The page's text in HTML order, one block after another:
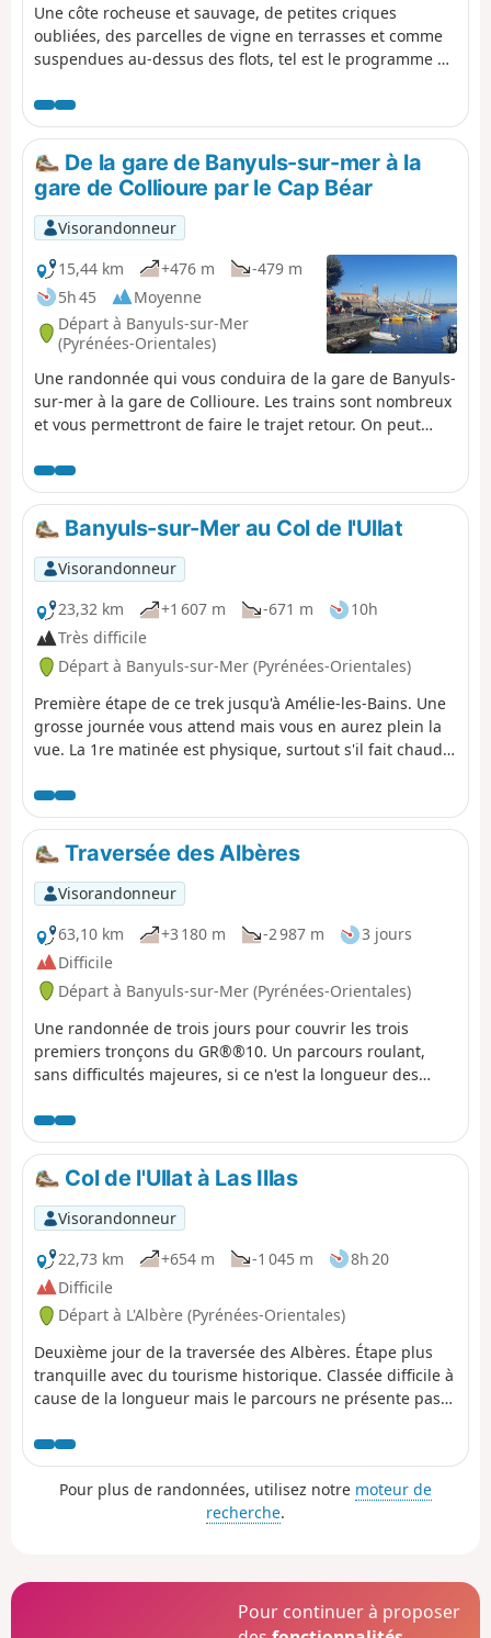
Une côte rocheuse et sauvage, de petites criques
oubliées, des parcelles de vigne en terrasses et comme
suspendues au-dessus des flots, tel est le programme de
figuiers de barbarie. Sur le trajet, le site de Paulilles
chargé d'histoire et joliment réhabilité ainsi que
différentes plages qui invitent à la baignade rajoutent à
l'agrément de cette balade effectuée dans la douce
lumière de la Côte Vermeille. ⚠️Vérifiez l'ouverture ou la
fermeture du sentier du littoral reliant Argelès-sur-Mer à
Cerbère ici avant de commencer cette randonnée.
De la gare de Banyuls-sur-mer à la
gare de Collioure par le Cap Béar
Visorandonneur
15,44 km
+476 m
-479 m
5h 45
Moyenne
Départ à Banyuls-sur-Mer
(Pyrénées-Orientales)
Une randonnée qui vous conduira de la gare de Banyuls-
sur-mer à la gare de Collioure. Les trains sont nombreux
et vous permettront de faire le trajet retour. On peut
tracé suit la côte de Banyuls au cap Béar (Cap de Biarra)
en passant par l'Anse de Paulilles (Badia de Polilles).Puis
on traverse Port-Vendres pour monter en direction du
fort Saint Elme pour redescendre avec une vue
splendide sur Collioure. ⚠️Vérifiez l'ouverture ou la
fermeture du sentier du littoral reliant Argelès-sur-Mer à
Cerbère ici avant de commencer cette randonnée.
Banyuls-sur-Mer au Col de l'Ullat
Visorandonneur
23,32 km
+1 607 m -671 m
10h
Très difficile
Départ à Banyuls-sur-Mer (Pyrénées-Orientales)
Première étape de ce trek jusqu'à Amélie-les-Bains. Une
grosse journée vous attend mais vous en aurez plein la
vue. La 1re matinée est physique, surtout s'il fait chaud
reste de la journée est plus calme, car sur la crête.
Traversée des Albères
Visorandonneur
63,10 km
+3 180 m -2 987 m
3 jours
Difficile
Départ à Banyuls-sur-Mer (Pyrénées-Orientales)
Une randonnée de trois jours pour couvrir les trois
premiers tronçons du GR®®10. Un parcours roulant,
sans difficultés majeures, si ce n'est la longueur des
Col de l'Ullat à Las Illas
Visorandonneur
22,73 km
+654 m -1 045 m
8h 20
Difficile
Départ à L'Albère (Pyrénées-Orientales)
Deuxième jour de la traversée des Albères. Étape plus
tranquille avec du tourisme historique. Classée difficile à
cause de la longueur mais le parcours ne présente pas
simplement le GR®10.
Pour plus de randonnées, utilisez notre moteur de
recherche.
Pour continuer à proposer